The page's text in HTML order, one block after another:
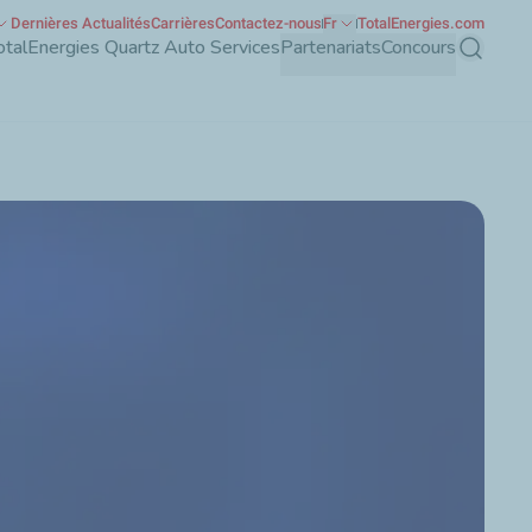
Quartz Auto ServicesPartenariatsConcours
Dernières ActualitésCarrièresContactez-nous Fr TotalEnergies.com